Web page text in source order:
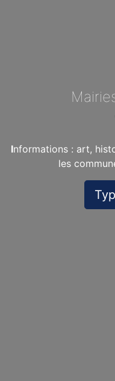
Informations : art,
les